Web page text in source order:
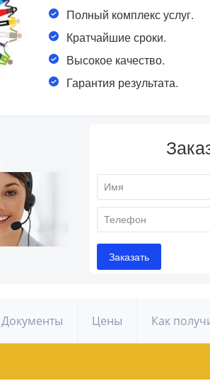
Полный комплекс услуг.
Кратчайшие сроки.
Высокое качество.
Гарантия результата.
Документы Цены Как